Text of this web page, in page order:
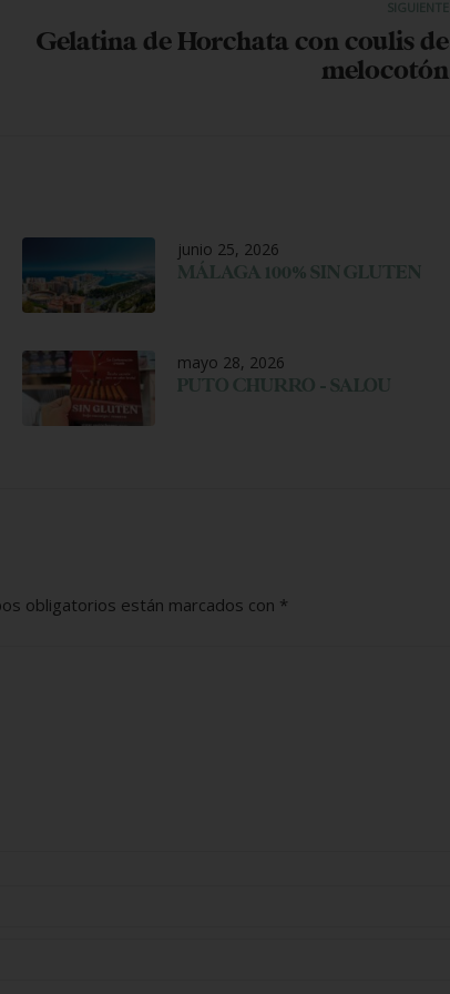
SIGUIENTE
Gelatina de Horchata con coulis de
melocotón
junio 25, 2026
MÁLAGA 100% SIN GLUTEN
mayo 28, 2026
PUTO CHURRO – SALOU
obligatorios están marcados con *